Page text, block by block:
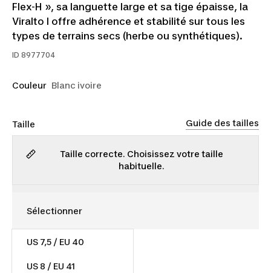
Flex-H », sa languette large et sa tige épaisse, la
Viralto I offre adhérence et stabilité sur tous les
types de terrains secs (herbe ou synthétiques).
ID 8977704
Couleur Blanc ivoire
Taille Guide des tailles
Taille correcte. Choisissez votre taille
habituelle.
US 7,5 / EU 40
US 8 / EU 41